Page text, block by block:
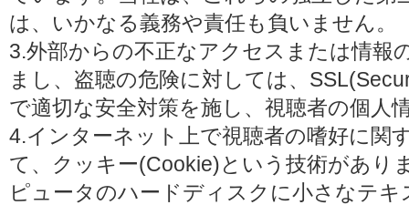
は、いかなる義務や責任も負いません。
3.外部からの不正なアクセスまたは情報
まし、盗聴の危険に対しては、
で適切な安全対策を施し、視聴者の個人
4.インターネット上で視聴者の嗜好に関
て、クッキー(Cookie)という技術があり
ピュータのハードディスクに小さなテ